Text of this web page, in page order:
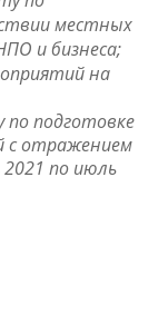
местных
и бизнеса;
на
подготовке
с отражением
по июль